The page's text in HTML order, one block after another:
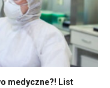
medyczne?! List